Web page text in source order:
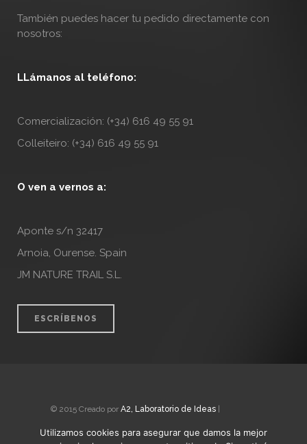
También puedes hacer tu pedido directamente con
nosotros:
LLámanos al teléfono:
Comercialización: (+34) 616 49 55 91
Colleiteiro: (+34) 616 49 55 91
O ven a vernos a:
Aponte s/n 32417
Arnoia, Ourense. Spain
JM NATURE TRAIL S.L.
ESCRÍBENOS
© 2015 Creado por A2, Laboratorio de Ideas
Utilizamos cookies para asegurar que damos la mejor